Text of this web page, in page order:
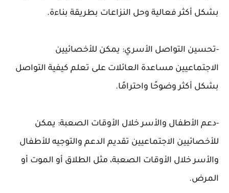
بشكل أكثر فعالية وحل النزاعات بطريقة بناءة.
-تحسين التواصل الأسري: يمكن للأخصائيين
الاجتماعيين مساعدة العائلات على تعلم كيفية التواصل
بشكل أكثر وضوحًا واحترامًا.
-دعم الأطفال والأسر خلال الأوقات الصعبة: يمكن
للأخصائيين الاجتماعيين تقديم الدعم والتوجيه للأطفال
والأسر خلال الأوقات الصعبة، مثل الطلاق أو الموت أو
المرض.